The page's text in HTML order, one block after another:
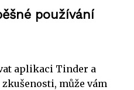
používání
aplikaci Tinder a
může vám